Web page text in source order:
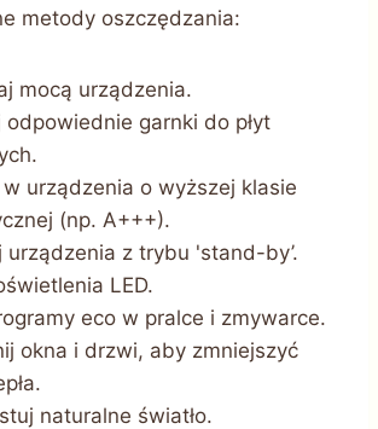
metody oszczędzania:
mocą urządzenia.
odpowiednie garnki do płyt
urządzenia o wyższej klasie
(np. A+++).
urządzenia z trybu 'stand-by’.
LED.
eco w pralce i zmywarce.
okna i drzwi, aby zmniejszyć
naturalne światło.